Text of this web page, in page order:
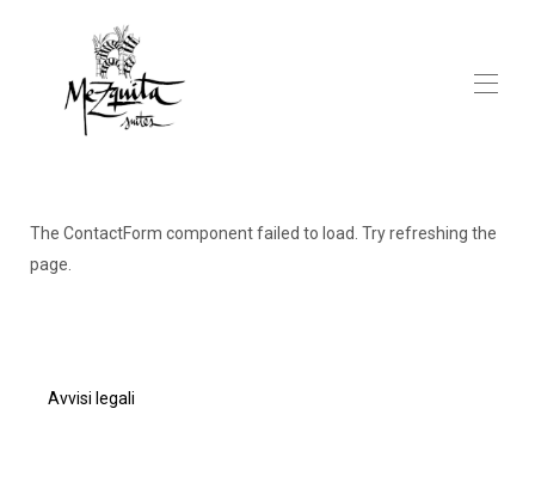
The ContactForm component failed to load. Try refreshing the
page.
Avvisi legali